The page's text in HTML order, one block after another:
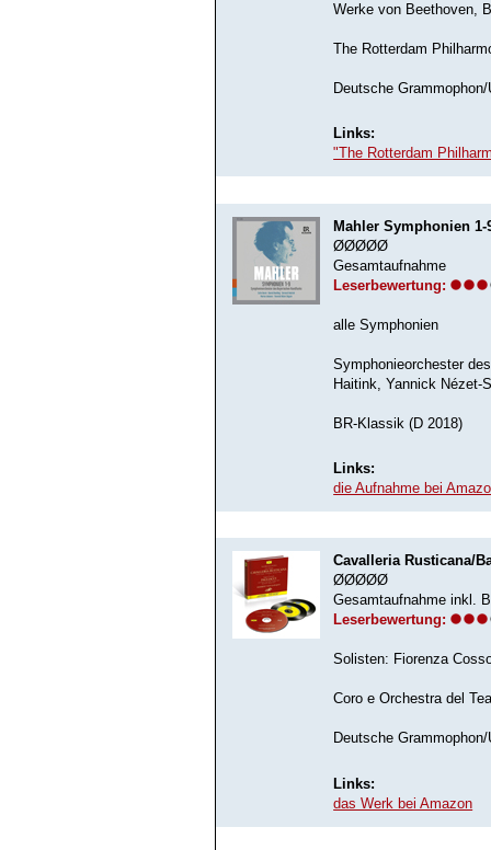
Werke von Beethoven,
The Rotterdam
Deutsche
Links:
"The Rotterdam
Mahler Symphonien 1-
ØØØØØ
Gesamtaufnahme
Leserbewertung:
alle Symphonien
Symphonieorchester
Haitink, Yannick Nézet-
BR-Klassik (D 2018)
Links:
die Aufnahme bei
Cavalleria Rusticana/
ØØØØØ
Gesamtaufnahme inkl.
Leserbewertung:
Solisten: Fiorenza
Coro e Orchestra del
Deutsche
Links:
das Werk bei Amazon